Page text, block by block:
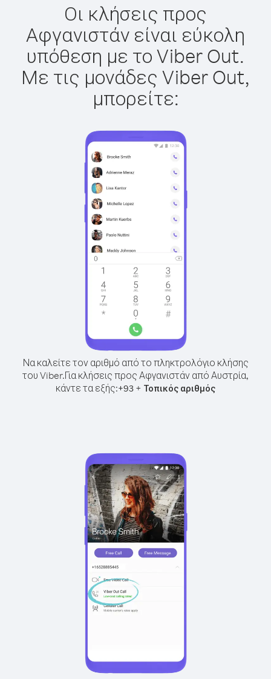
Οι κλήσεις προς
Αφγανιστάν είναι εύκολη
υπόθεση με το Viber Out.
Με τις μονάδες Viber Out,
μπορείτε:
Να καλείτε τον αριθμό από το πληκτρολόγιο κλήσης
του Viber.Για κλήσεις προς Αφγανιστάν από Αυστρία,
κάντε τα εξής:+93 + Τοπικός αριθμός